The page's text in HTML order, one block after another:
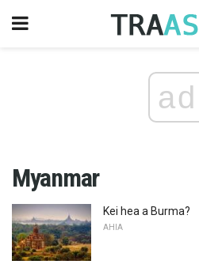
ad
Myanmar
Kei hea a Burma?
AHIA